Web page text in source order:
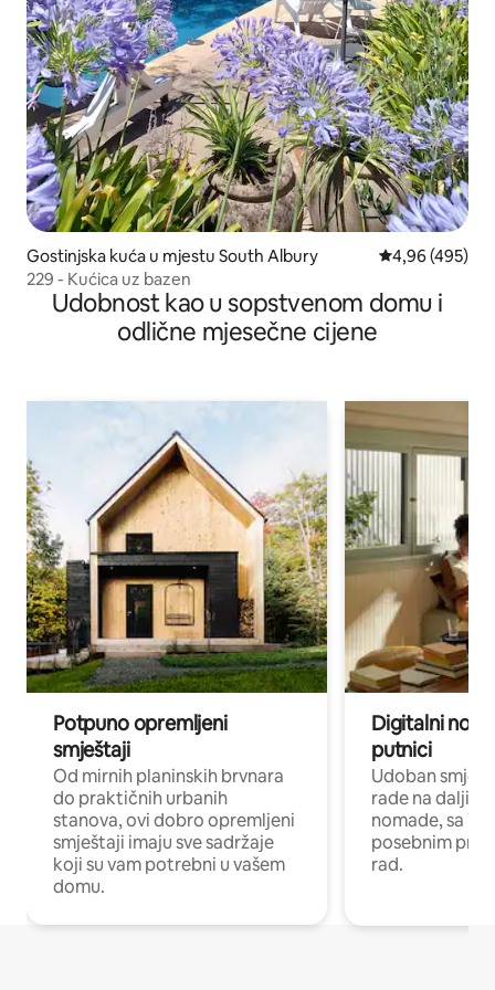
Gostinjska kuća u mjestu South Albury prosječna
4,96 (495)
229 - Kućica uz bazen
Udobnost kao u sopstvenom domu i
odlične mjesečne cijene
Potpuno opremljeni
smještaji
Od mirnih planinskih brvnara
do praktičnih urbanih
stanova, ovi dobro opremljeni
smještaji imaju sve sadržaje
koji su vam potrebni u vašem
domu.
Digitalni
putnici
Udoban
rade na
nomade, sa
posebnim
rad.